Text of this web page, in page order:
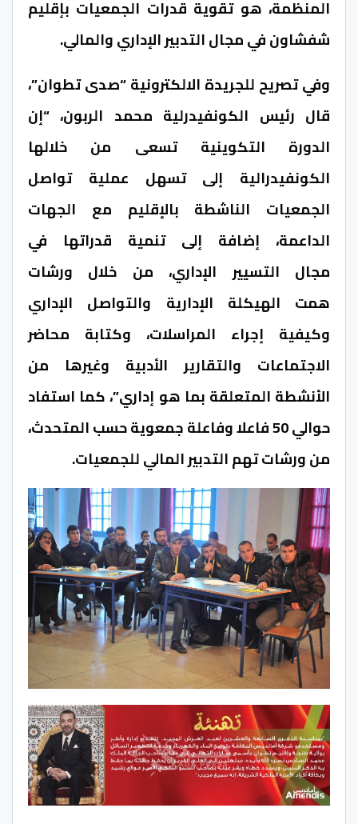
المنظمة، هو تقوية قدرات الجمعيات بإقليم
شفشاون في مجال التدبير الإداري والمالي.
وفي تصريح للجريدة الالكترونية “صدى تطوان”،
قال رئيس الكونفيدرلية محمد الربون، “إن
الدورة التكوينية تسعى من خلالها
الكونفيدرالية إلى تسهل عملية تواصل
الجمعيات الناشطة بالإقليم مع الجهات
الداعمة، إضافة إلى تنمية قدراتها في
مجال التسيير الإداري، من خلال ورشات
همت الهيكلة الإدارية والتواصل الإداري
وكيفية إجراء المراسلات، وكتابة محاضر
الاجتماعات والتقارير الأدبية وغيرها من
الأنشطة المتعلقة بما هو إداري”، كما استفاد
حوالي 50 فاعلا وفاعلة جمعوية حسب المتحدث،
من ورشات تهم التدبير المالي للجمعيات.